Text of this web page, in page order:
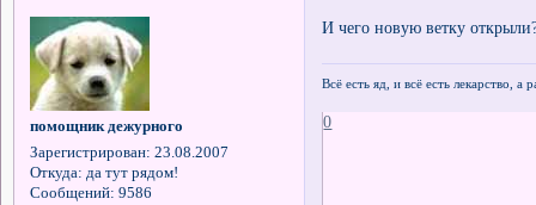
помощник дежурного
Зарегистрирован: 23.08.2007
Откуда: да тут рядом!
Сообщений: 9586
И чего новую ветку
Всё есть яд, и всё есть лекарство,
0